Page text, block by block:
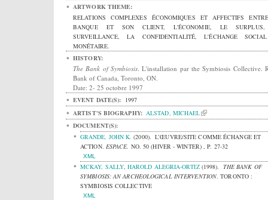
ARTWORK THEME:
RELATIONS COMPLEXES ÉCONOMIQUES ET AFFECTIFS
BANQUE ET SON CLIENT, L'ÉCONOMIE, LE
SURVEILLANCE, LA CONFIDENTIALITÉ, L'ÉCHANGE
MONÉTAIRE.
HISTORY:
The Bank of Symbiosis. L'installation par the Symbiosis Collective.
Bank of Canada, Toronto, ON.
Date: 2- 25 octobre 1997
EVENT DATE(S): 1997
ARTIST'S BIOGRAPHY: ALSTAD, MICHAEL
DOCUMENT(S):
GRANDE, JOHN K. (2000).L’ŒUVRE/SITE COMME ÉCHANGE ET
ACTION. ESPACE. NO. 50 (HIVER - WINTER) , P. 27-32
XML
MCKAY, SALLY,HAROLD ALEGRIA-ORTIZ(1998). THE BANK OF
SYMBIOSIS: AN ARCHEOLOGICAL INTERVENTION.TORONTO :
SYMBIOSIS COLLECTIVE
XML